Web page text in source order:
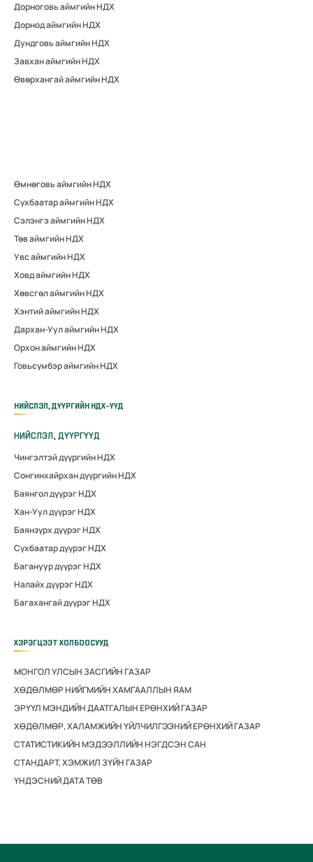
Дорноговь аймгийн НДХ
Дорнод аймгийн НДХ
Дундговь аймгийн НДХ
Завхан аймгийн НДХ
Өвөрхангай аймгийн НДХ
Өмнөговь аймгийн НДХ
Сүхбаатар аймгийн НДХ
Сэлэнгэ аймгийн НДХ
Төв аймгийн НДХ
Увс аймгийн НДХ
Ховд аймгийн НДХ
Хөвсгөл аймгийн НДХ
Хэнтий аймгийн НДХ
Дархан-Уул аймгийн НДХ
Орхон аймгийн НДХ
Говьсүмбэр аймгийн НДХ
НИЙСЛЭЛ, ДҮҮРГИЙН НДХ-ҮҮД
НИЙСЛЭЛ, ДҮҮРГҮҮД
Чингэлтэй дүүргийн НДХ
Сонгинхайрхан дүүргийн НДХ
Баянгол дүүрэг НДХ
Хан-Уул дүүрэг НДХ
Баянзүрх дүүрэг НДХ
Сүхбаатар дүүрэг НДХ
Багануур дүүрэг НДХ
Налайх дүүрэг НДХ
Багахангай дүүрэг НДХ
ХЭРЭГЦЭЭТ ХОЛБООСУУД
МОНГОЛ УЛСЫН ЗАСГИЙН ГАЗАР
ХӨДӨЛМӨР НИЙГМИЙН ХАМГААЛЛЫН ЯАМ
ЭРҮҮЛ МЭНДИЙН ДААТГАЛЫН ЕРӨНХИЙ ГАЗАР
ХӨДӨЛМӨР, ХАЛАМЖИЙН ҮЙЛЧИЛГЭЭНИЙ ЕРӨНХИЙ ГАЗАР
СТАТИСТИКИЙН МЭДЭЭЛЛИЙН НЭГДСЭН САН
СТАНДАРТ, ХЭМЖИЛ ЗҮЙН ГАЗАР
ҮНДЭСНИЙ ДАТА ТӨВ